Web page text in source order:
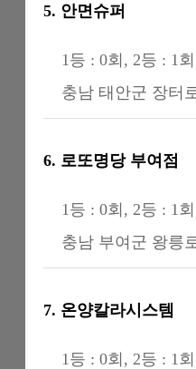
5. 안면슈퍼
1등 : 0회, 2등 : 1회
충남 태안군 장터
6. 로또명당 부여점
1등 : 0회, 2등 : 1회
충남 부여군 왕릉
7. 온양칼라시스템
1등 : 0회, 2등 : 1회